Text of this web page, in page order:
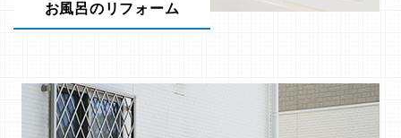
お風呂のリフォーム